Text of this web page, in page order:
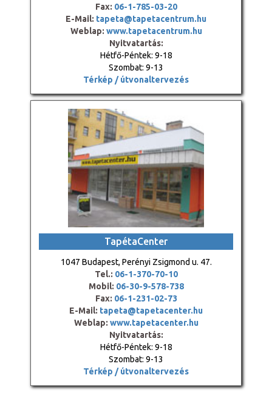
Fax: 06-1-785-03-20
E-Mail: tapeta@tapetacentrum.hu
Weblap: www.tapetacentrum.hu
Nyitvatartás:
Hétfő-Péntek: 9-18
Szombat: 9-13
Térkép / útvonaltervezés
TapétaCenter
1047 Budapest, Perényi Zsigmond u. 47.
Tel.: 06-1-370-70-10
Mobil: 06-30-9-578-738
Fax: 06-1-231-02-73
E-Mail: tapeta@tapetacenter.hu
Weblap: www.tapetacenter.hu
Nyitvatartás:
Hétfő-Péntek: 9-18
Szombat: 9-13
Térkép / útvonaltervezés